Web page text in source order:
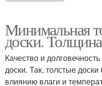
Минимальная
доски.
Качество и
доски. Так, толстые
влиянию влаги и